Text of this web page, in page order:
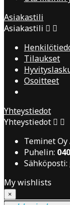
Asiakastili
Asiakastili  
Tilaukset
Osoitteet
Yhteystiedot
Yhteystiedot  
Teminet
Puhelin:
Sähköposti:
My wishlists
×